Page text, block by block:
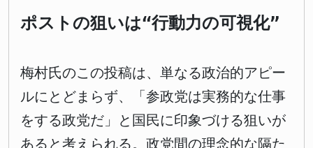
ポストの狙いは“行動力の可視化”
梅村氏のこの投稿は、単なる政治的アピー
ルにとどまらず、「参政党は実務的な仕事
をする政党だ」と国民に印象づける狙いが
あると考えられる。政党間の理念的な隔た